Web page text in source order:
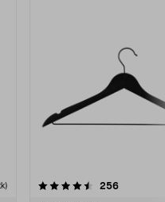
256
4.5av 5 stjerner